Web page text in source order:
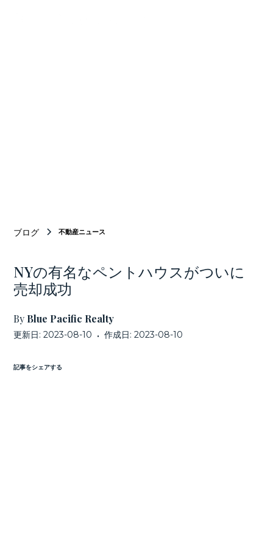
ブログ 不動産ニュース
NYの有名なペントハウスがついに
売却成功
By Blue Pacific Realty
更新日:2023-08-10 • 作成日:2023-08-10
記事をシェアする